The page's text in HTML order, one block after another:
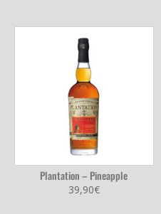
Plantation – Pineapple
39,90€